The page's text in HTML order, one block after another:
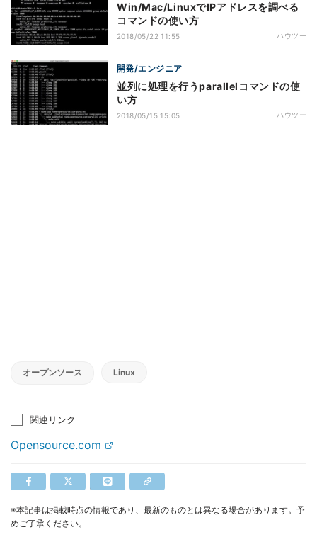
Win/Mac/LinuxでIPアドレスを調べる
コマンドの使い方
2018/05/22 11:55 ハウツー
開発/エンジニア
並列に処理を行うparallelコマンドの使
い方
2018/05/15 15:05 ハウツー
オープンソース Linux
関連リンク
Opensource.com
※本記事は掲載時点の情報であり、最新のものとは異なる場合があります。予
めご了承ください。